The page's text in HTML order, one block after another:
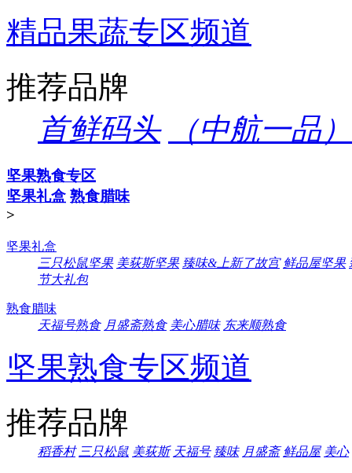
精品果蔬专区频道
推荐品牌
首鲜码头
（中航一品）
坚果熟食专区
坚果礼盒 熟食腊味
>
坚果礼盒
三只松鼠坚果 美荻斯坚果 臻味&上新了故宫 鲜品屋坚果
节大礼包
熟食腊味
天福号熟食 月盛斋熟食 美心腊味 东来顺熟食
坚果熟食专区频道
推荐品牌
稻香村 三只松鼠 美荻斯 天福号 臻味 月盛斋 鲜品屋 美心